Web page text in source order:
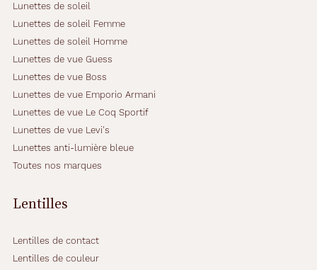
Lunettes de soleil
Lunettes de soleil Femme
Lunettes de soleil Homme
Lunettes de vue Guess
Lunettes de vue Boss
Lunettes de vue Emporio Armani
Lunettes de vue Le Coq Sportif
Lunettes de vue Levi's
Lunettes anti-lumière bleue
Toutes nos marques
Lentilles
Lentilles de contact
Lentilles de couleur